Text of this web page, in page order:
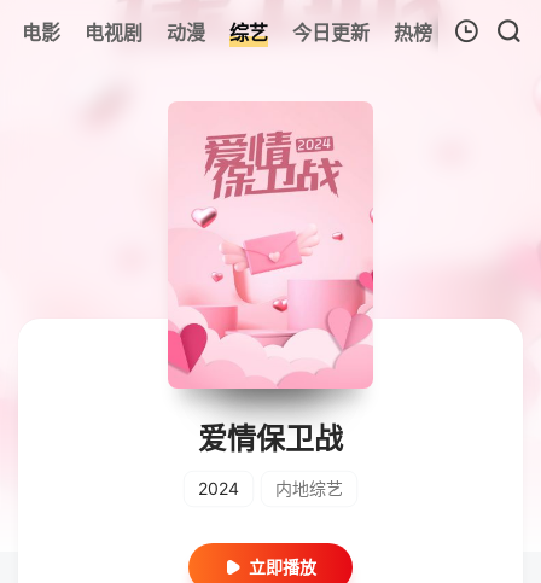
电影 电视剧 动漫 综艺 今日更新 热榜
暂无观看影片的记录
爱情保卫战
2024 内地综艺
立即播放